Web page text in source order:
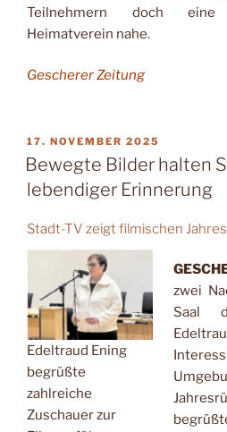
Teilnehmern doch
Heimatverein nahe.
Gescherer Zeitung
VERÖFFENTLICHT
AM
17. NOVEMBER 2025
Bewegte Bilder halten
lebendiger Erinnerung
Stadt-TV zeigt filmischen
Edeltraud Ening
begrüßte
zahlreiche
Zuschauer zur
zwei
Saal